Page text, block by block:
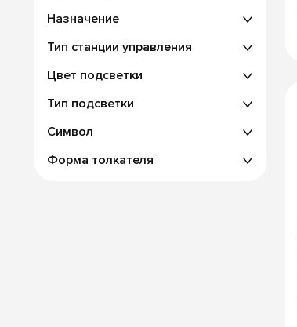
Назначение
Тип станции управления
Цвет подсветки
Тип подсветки
Символ
Форма толкателя